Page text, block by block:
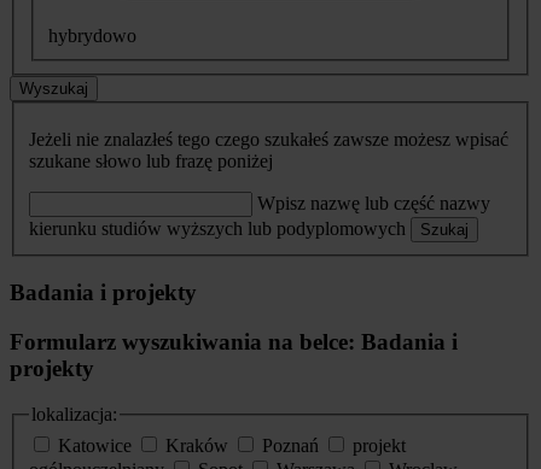
hybrydowo
Wyszukaj
Jeżeli nie znalazłeś tego czego szukałeś zawsze możesz wpisać
szukane słowo lub frazę poniżej
Wpisz nazwę lub część nazwy
kierunku studiów wyższych lub podyplomowych
Szukaj
Badania i projekty
Formularz wyszukiwania na belce: Badania i
projekty
lokalizacja:
Katowice
Kraków Poznań
projekt